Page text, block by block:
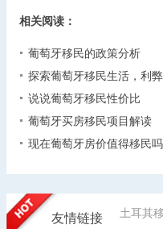
相关阅读：
葡萄牙移民的政策分析
探索葡萄牙移民生活，利
说说葡萄牙移民性价比
葡萄牙买房移民项目解读
现在葡萄牙房价值得移民吗
友情链接 土耳其